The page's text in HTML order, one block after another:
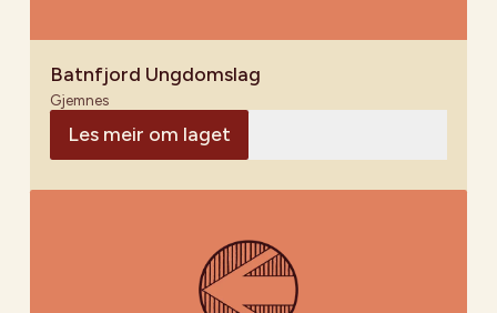
Batnfjord Ungdomslag
Gjemnes
Les meir om laget